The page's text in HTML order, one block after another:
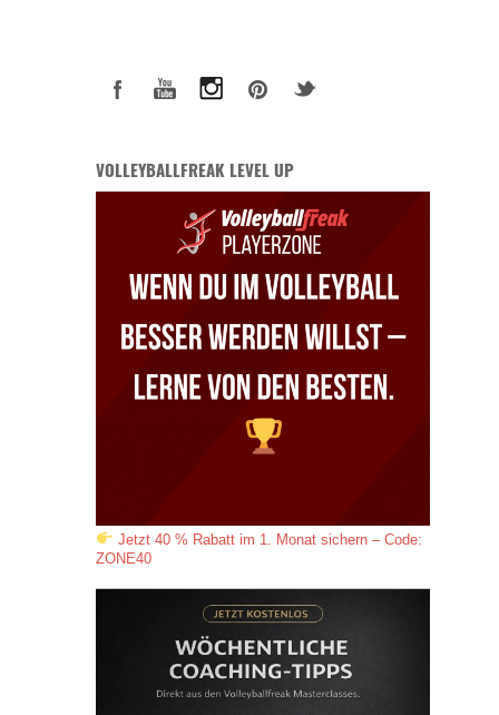
VOLLEYBALLFREAK LEVEL UP
Jetzt 40 % Rabatt im 1. Monat sichern – Code:
ZONE40